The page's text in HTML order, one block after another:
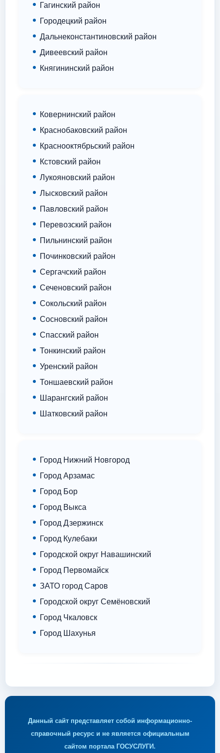
Гагинский район
Городецкий район
Дальнеконстантиновский район
Дивеевский район
Княгининский район
Ковернинский район
Краснобаковский район
Краснооктябрьский район
Кстовский район
Лукояновский район
Лысковский район
Павловский район
Перевозский район
Пильнинский район
Починковский район
Сергачский район
Сеченовский район
Сокольский район
Сосновский район
Спасский район
Тонкинский район
Уренский район
Тоншаевский район
Шарангский район
Шатковский район
Город Нижний Новгород
Город Арзамас
Город Бор
Город Выкса
Город Дзержинск
Город Кулебаки
Городской округ Навашинский
Город Первомайск
ЗАТО город Саров
Городской округ Семёновский
Город Чкаловск
Город Шахунья
Данный сайт представляет собой информационно-
справочный ресурс и не является официальным
сайтом портала ГОСУСЛУГИ.